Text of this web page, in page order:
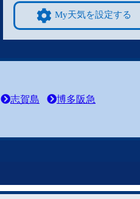
My天気を設定する
志賀島
博多阪急